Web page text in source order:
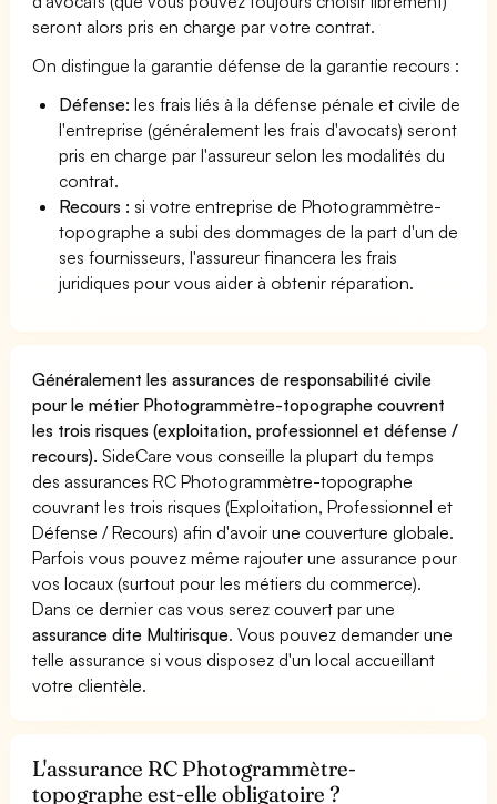
seront alors pris en charge par votre contrat.
On distingue la garantie défense de la garantie recours :
Défense: les frais liés à la défense pénale et civile de
l'entreprise (généralement les frais d'avocats) seront
pris en charge par l'assureur selon les modalités du
contrat.
Recours : si votre entreprise de Photogrammètre-
topographe a subi des dommages de la part d'un de
ses fournisseurs, l'assureur financera les frais
juridiques pour vous aider à obtenir réparation.
Généralement les assurances de responsabilité civile
pour le métier Photogrammètre-topographe couvrent
les trois risques (exploitation, professionnel et défense /
recours). SideCare vous conseille la plupart du temps
des assurances RC Photogrammètre-topographe
couvrant les trois risques (Exploitation, Professionnel et
Défense / Recours) afin d'avoir une couverture globale.
Parfois vous pouvez même rajouter une assurance pour
vos locaux (surtout pour les métiers du commerce).
Dans ce dernier cas vous serez couvert par une
assurance dite Multirisque. Vous pouvez demander une
telle assurance si vous disposez d'un local accueillant
votre clientèle.
L'assurance RC Photogrammètre-
topographe est-elle obligatoire ?